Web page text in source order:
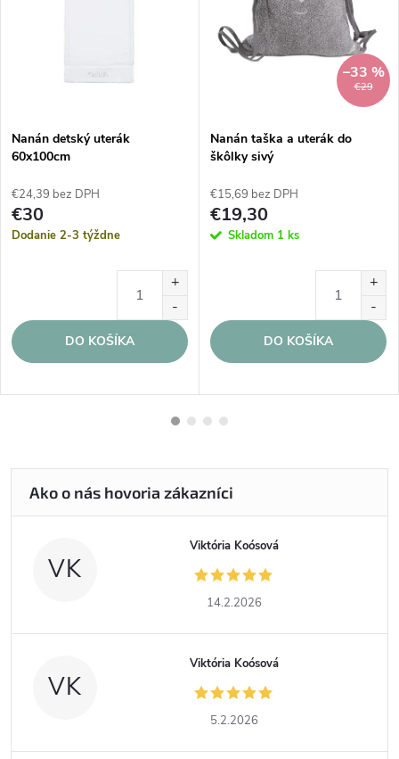
Nanán detský uterák
60x100cm
€24,39 bez DPH
€30
Dodanie 2-3 týždne
DO KOŠÍKA
€29
–33 %
Nanán taška a uterák do
škôlky sivý
€15,69 bez DPH
€19,30
Skladom 1 ks
DO KOŠÍKA
VK
Viktória Koósová
14.2.2026
VK
Viktória Koósová
5.2.2026